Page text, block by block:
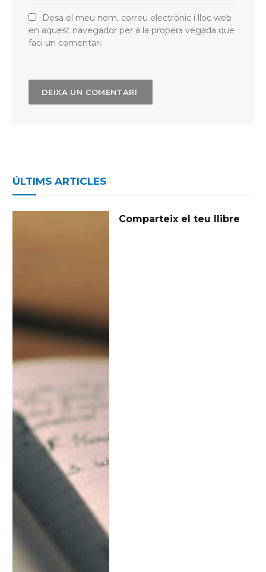
Desa el meu nom, correu electrònic i lloc web
en aquest navegador per a la propera vegada que
faci un comentari.
ÚLTIMS ARTICLES
Comparteix el teu llibre